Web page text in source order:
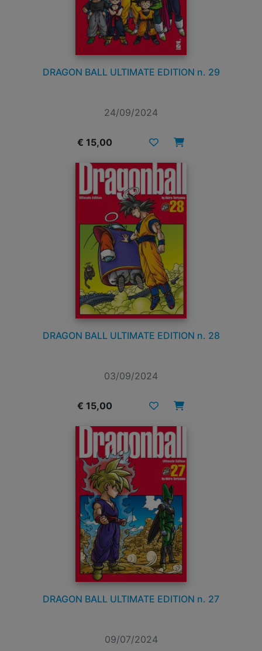
DRAGON BALL ULTIMATE EDITION n. 29
24/09/2024
€ 15,00
DRAGON BALL ULTIMATE EDITION n. 28
03/09/2024
€ 15,00
DRAGON BALL ULTIMATE EDITION n. 27
09/07/2024